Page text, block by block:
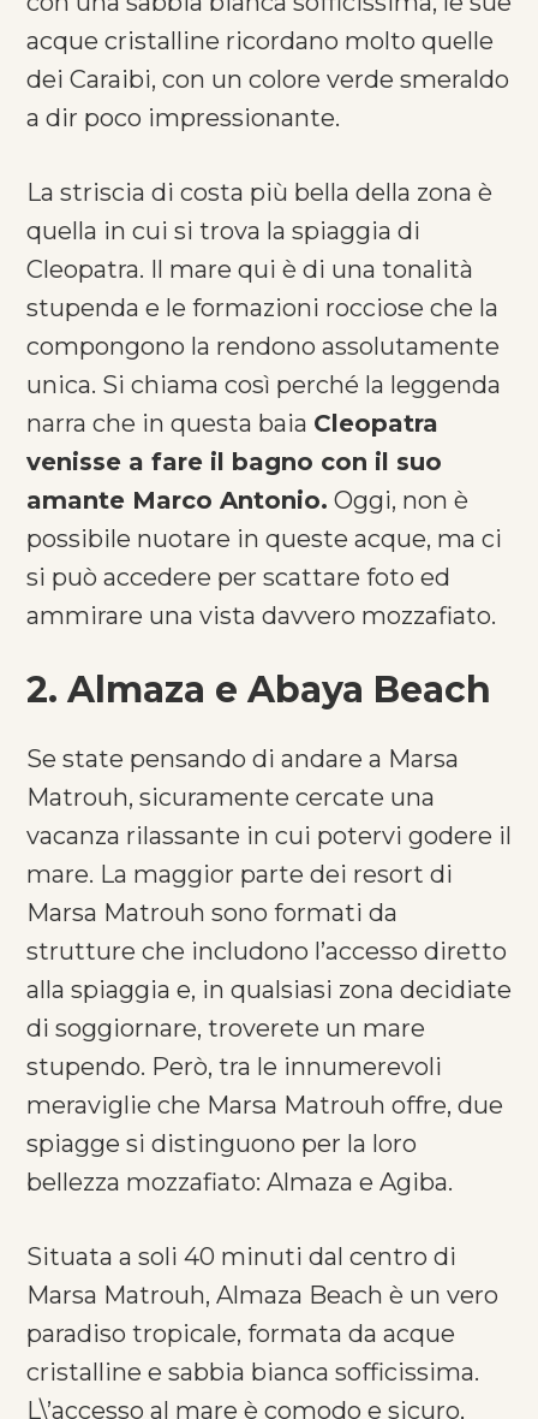
acque cristalline ricordano molto quelle
dei Caraibi, con un colore verde smeraldo
a dir poco impressionante.
La striscia di costa più bella della zona è
quella in cui si trova la spiaggia di
Cleopatra. Il mare qui è di una tonalità
stupenda e le formazioni rocciose che la
compongono la rendono assolutamente
unica. Si chiama così perché la leggenda
narra che in questa baia Cleopatra
venisse a fare il bagno con il suo
amante Marco Antonio. Oggi, non è
possibile nuotare in queste acque, ma ci
si può accedere per scattare foto ed
ammirare una vista davvero mozzafiato.
2. Almaza e Abaya Beach
Se state pensando di andare a Marsa
Matrouh, sicuramente cercate una
vacanza rilassante in cui potervi godere il
mare. La maggior parte dei resort di
Marsa Matrouh sono formati da
strutture che includono l’accesso diretto
alla spiaggia e, in qualsiasi zona decidiate
di soggiornare, troverete un mare
stupendo. Però, tra le innumerevoli
meraviglie che Marsa Matrouh offre, due
spiagge si distinguono per la loro
bellezza mozzafiato: Almaza e Agiba.
Situata a soli 40 minuti dal centro di
Marsa Matrouh, Almaza Beach è un vero
paradiso tropicale, formata da acque
cristalline e sabbia bianca sofficissima.
L\’accesso al mare è comodo e sicuro,